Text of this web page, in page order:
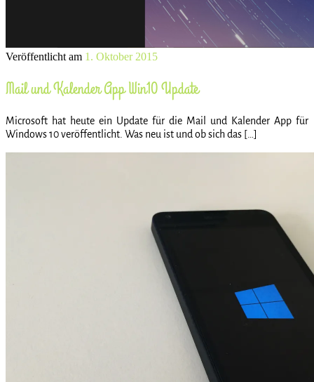
Veröffentlicht am 1. Oktober 2015
Mail und Kalender App Win10 Update
Microsoft hat heute ein Update für die Mail und Kalender App für
Windows 10 veröffentlicht. Was neu ist und ob sich das […]